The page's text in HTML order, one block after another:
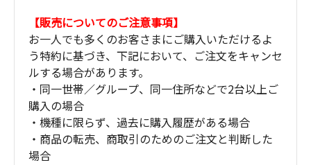
【販売についてのご注意事項】
お一人でも多くのお客さまにご購入いただけるよ
う特約に基づき、下記において、ご注文をキャンセ
ルする場合があります。
・同一世帯／グループ、同一住所などで2台以上ご
購入の場合
・機種に限らず、過去に購入履歴がある場合
・商品の転売、商取引のためのご注文と判断した
場合